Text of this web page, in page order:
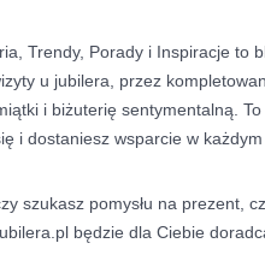
Trendy, Porady i Inspiracje to
u jubilera, przez
i biżuterię sentymentalną.
i dostaniesz wsparcie w
szukasz pomysłu na prezent,
będzie dla Ciebie